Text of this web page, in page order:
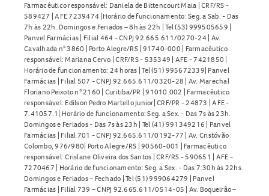
Farmacêutico responsável: Daniela de Bittencourt Maia | CRF/RS -
589427 | AFE 7239474 |Horário de funcionamento: Seg. a Sab. - Das
7h às 22h. Domingos e Feriados – 8h às 22h | Tel (53) 999505659 |
Panvel Farmácias | Filial 464 - CNPJ 92.665.611/0270-24 | Av.
Cavalhada n° 3860 | Porto Alegre/RS | 91740-000 | Farmacêutico
responsável: Mariana Cervo | CRF/RS - 535349 | AFE - 7421850 |
Horário de funcionamento: 24 horas | Tel (51) 995672339| Panvel
Farmácias | Filial 507 - CNPJ 92.665.611/0320-28 | Av. Marechal
Floriano Peixoto n° 2160 | Curitiba/PR | 91010.002 | Farmacêutico
responsável: Edilson Pedro Martello Junior| CRF/PR - 24873 | AFE -
7.41057.1| Horário de funcionamento: Seg. a Sex. - Das 7s às 23h.
Domingos e Feriados - Das 7s às 23h | Tel (41) 991349216 | Panvel
Farmácias | Filial 701 - CNPJ 92.665.611/0192-77 | Av. Cristóvão
Colombo, 976/980| Porto Alegre/RS | 90560-001 | Farmacêutico
responsável: Crislane Oliveira dos Santos | CRF/RS - 590651 | AFE -
7270467 | Horário de funcionamento: Seg. a Sex. - Das 7:30h às 22hs.
Domingos e Feriados – Fechado | Tel (51) 999064279 | Panvel
Farmácias | Filial 739 – CNPJ 92.665.611/0514-05 | Av. Boqueirão –